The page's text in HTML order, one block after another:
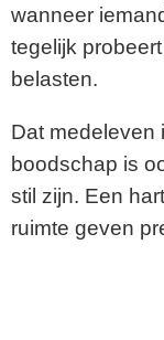
wanneer
tegelijk
belasten.
Dat medeleven
boodschap is
stil zijn. Een
ruimte geven